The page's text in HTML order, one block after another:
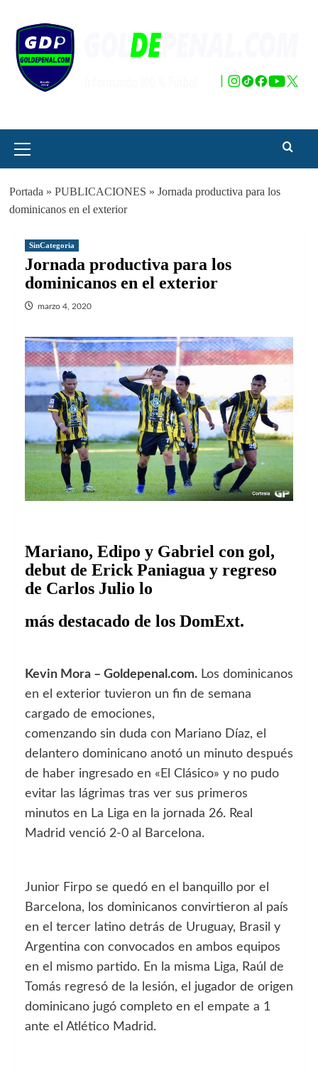
contenido
principal
Portada » PUBLICACIONES » Jornada productiva para los
dominicanos en el exterior
SinCategoria
Jornada productiva para los
dominicanos en el exterior
marzo 4, 2020
Mariano, Edipo y Gabriel con gol,
debut de Erick Paniagua y regreso
de Carlos Julio lo
más destacado de los DomExt.
Kevin Mora – Goldepenal.com. Los dominicanos
en el exterior tuvieron un fin de semana
cargado de emociones,
comenzando sin duda con Mariano Díaz, el
delantero dominicano anotó un minuto después
de haber ingresado en «El Clásico» y no pudo
evitar las lágrimas tras ver sus primeros
minutos en La Liga en la jornada 26. Real
Madrid venció 2-0 al Barcelona.
Junior Firpo se quedó en el banquillo por el
Barcelona, los dominicanos convirtieron al país
en el tercer latino detrás de Uruguay, Brasil y
Argentina con convocados en ambos equipos
en el mismo partido. En la misma Liga, Raúl de
Tomás regresó de la lesión, el jugador de origen
dominicano jugó completo en el empate a 1
ante el Atlético Madrid.